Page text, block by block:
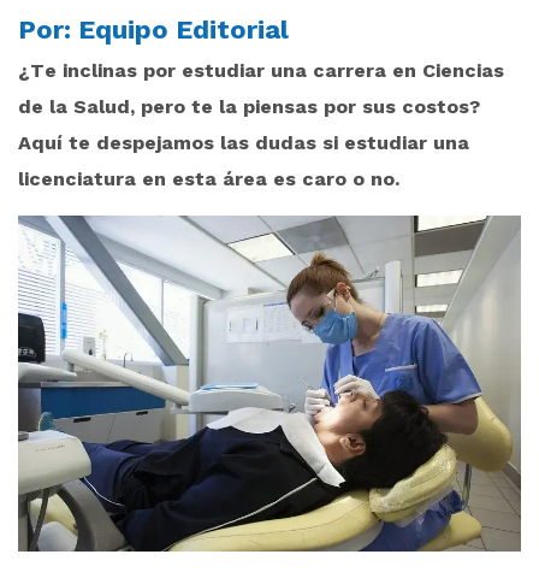
Por: Equipo Editorial
¿Te inclinas por estudiar una carrera en Ciencias
de la Salud, pero te la piensas por sus costos?
Aquí te despejamos las dudas si estudiar una
licenciatura en esta área es caro o no.